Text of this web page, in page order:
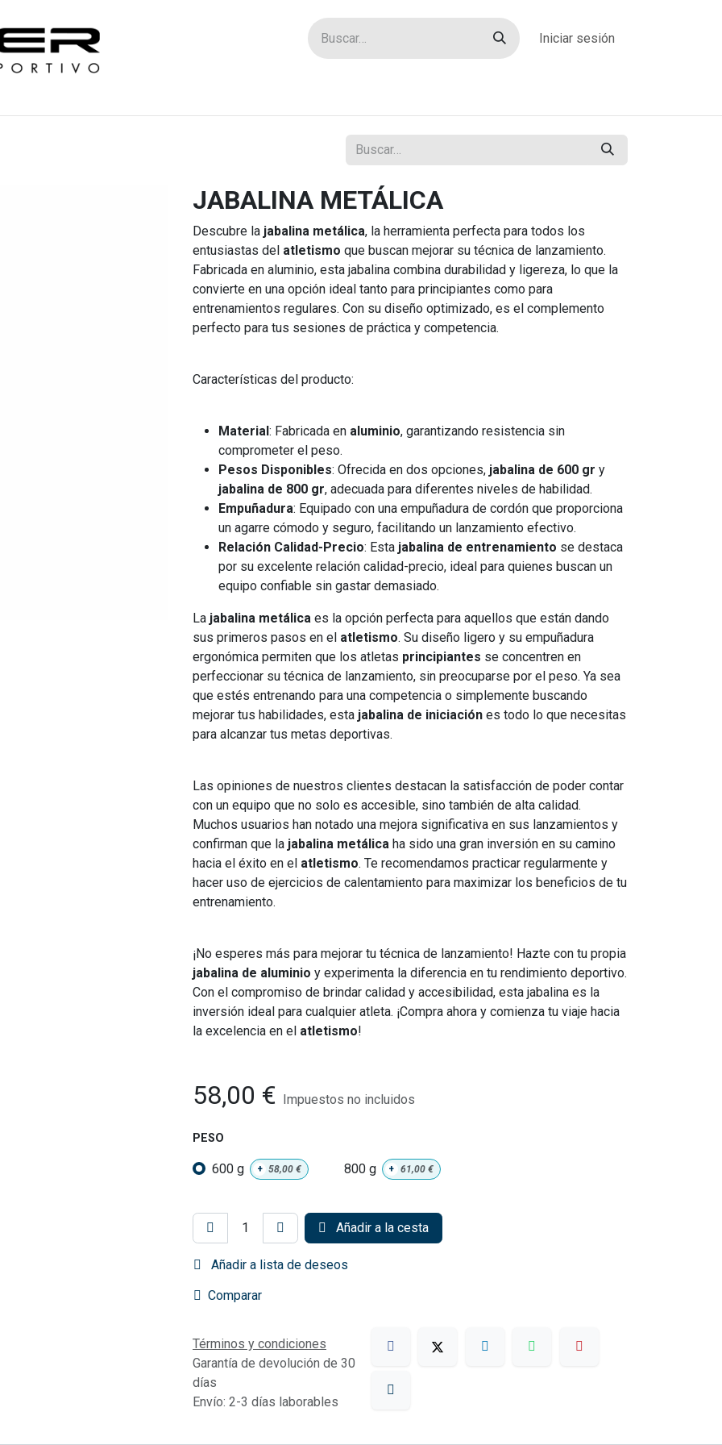
Iniciar sesión
JABALINA METÁLICA
Descubre la jabalina metálica, la herramienta perfecta para todos los
entusiastas del atletismo que buscan mejorar su técnica de lanzamiento.
Fabricada en aluminio, esta jabalina combina durabilidad y ligereza, lo que la
convierte en una opción ideal tanto para principiantes como para
entrenamientos regulares. Con su diseño optimizado, es el complemento
perfecto para tus sesiones de práctica y competencia.
Características del producto:
Material: Fabricada en aluminio, garantizando resistencia sin
comprometer el peso.
Pesos Disponibles: Ofrecida en dos opciones, jabalina de 600 gr y
jabalina de 800 gr, adecuada para diferentes niveles de habilidad.
Empuñadura: Equipado con una empuñadura de cordón que proporciona
un agarre cómodo y seguro, facilitando un lanzamiento efectivo.
Relación Calidad-Precio: Esta jabalina de entrenamiento se destaca
por su excelente relación calidad-precio, ideal para quienes buscan un
equipo confiable sin gastar demasiado.
La jabalina metálica es la opción perfecta para aquellos que están dando
sus primeros pasos en el atletismo. Su diseño ligero y su empuñadura
ergonómica permiten que los atletas principiantes se concentren en
perfeccionar su técnica de lanzamiento, sin preocuparse por el peso. Ya sea
que estés entrenando para una competencia o simplemente buscando
mejorar tus habilidades, esta jabalina de iniciación es todo lo que necesitas
para alcanzar tus metas deportivas.
Las opiniones de nuestros clientes destacan la satisfacción de poder contar
con un equipo que no solo es accesible, sino también de alta calidad.
Muchos usuarios han notado una mejora significativa en sus lanzamientos y
confirman que la jabalina metálica ha sido una gran inversión en su camino
hacia el éxito en el atletismo. Te recomendamos practicar regularmente y
hacer uso de ejercicios de calentamiento para maximizar los beneficios de tu
entrenamiento.
¡No esperes más para mejorar tu técnica de lanzamiento! Hazte con tu propia
jabalina de aluminio y experimenta la diferencia en tu rendimiento deportivo.
Con el compromiso de brindar calidad y accesibilidad, esta jabalina es la
inversión ideal para cualquier atleta. ¡Compra ahora y comienza tu viaje hacia
la excelencia en el atletismo!
58,00 € Impuestos no incluidos
PESO
600 g + 58,00 € 800 g + 61,00€
Añadir a la cesta
Añadir a lista de deseos
Comparar
Términos y condiciones
Garantía de devolución de 30
días
Envío: 2-3 días laborables